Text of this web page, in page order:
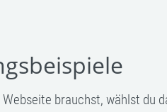
brauchst, wählst du